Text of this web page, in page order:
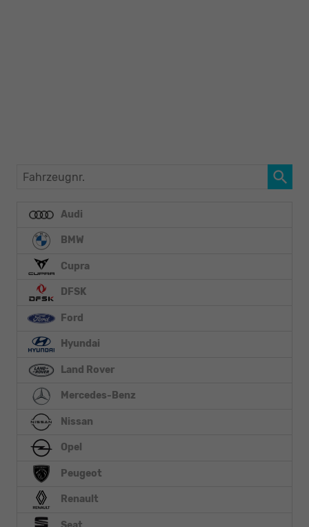
Fahrzeugnr.
Audi
BMW
Cupra
DFSK
Ford
Hyundai
Land Rover
Mercedes-Benz
Nissan
Opel
Peugeot
Renault